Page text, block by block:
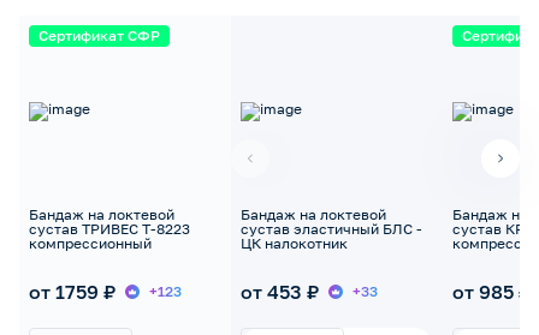
Сертификат СФР
Бандаж на локтевой
сустав ТРИВЕС Т-8223
компрессионный
от 1759 ₽ +123
Бандаж на локтевой
сустав эластичный БЛС -
ЦК налокотник
от 453 ₽ +33
Бандаж на
сустав
от 985 ₽